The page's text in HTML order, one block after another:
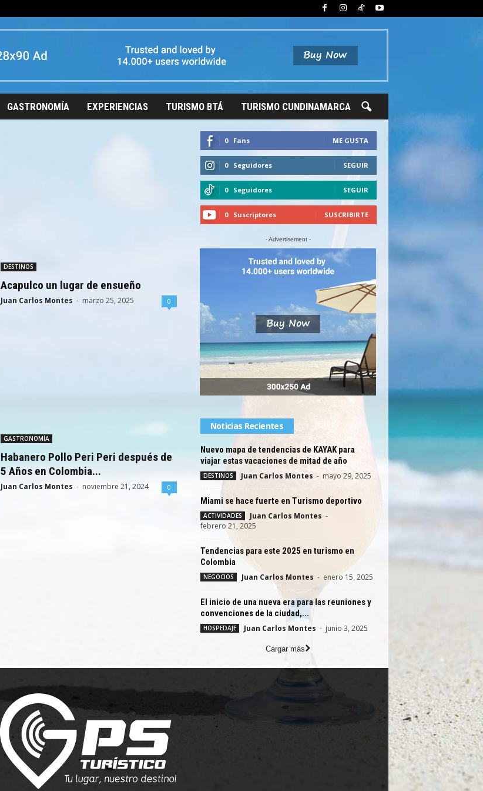
GASTRONOMÍA EXPERIENCIAS TURISMO BTÁ TURISMO CUNDINAMARCA
DESTINOS
Acapulco un lugar de ensueño
Juan Carlos Montes - marzo 25, 2025 0
GASTRONOMÍA
Habanero Pollo Peri Peri después de
5 Años en Colombia...
Juan Carlos Montes - noviembre 21, 2024 0
0 Fans ME GUSTA
0 Seguidores SEGUIR
0 Seguidores SEGUIR
0 Suscriptores SUSCRIBIRTE
- Advertisement -
Noticias Recientes
Nuevo mapa de tendencias de KAYAK para
viajar estas vacaciones de mitad de año
DESTINOS Juan Carlos Montes - mayo 29, 2025
Miami se hace fuerte en Turismo deportivo
ACTIVIDADES Juan Carlos Montes -
febrero 21, 2025
Tendencias para este 2025 en turismo en
Colombia
NEGOCIOS Juan Carlos Montes - enero 15, 2025
El inicio de una nueva era para las reuniones y
convenciones de la ciudad,...
HOSPEDAJE Juan Carlos Montes - junio 3, 2025
Cargar más